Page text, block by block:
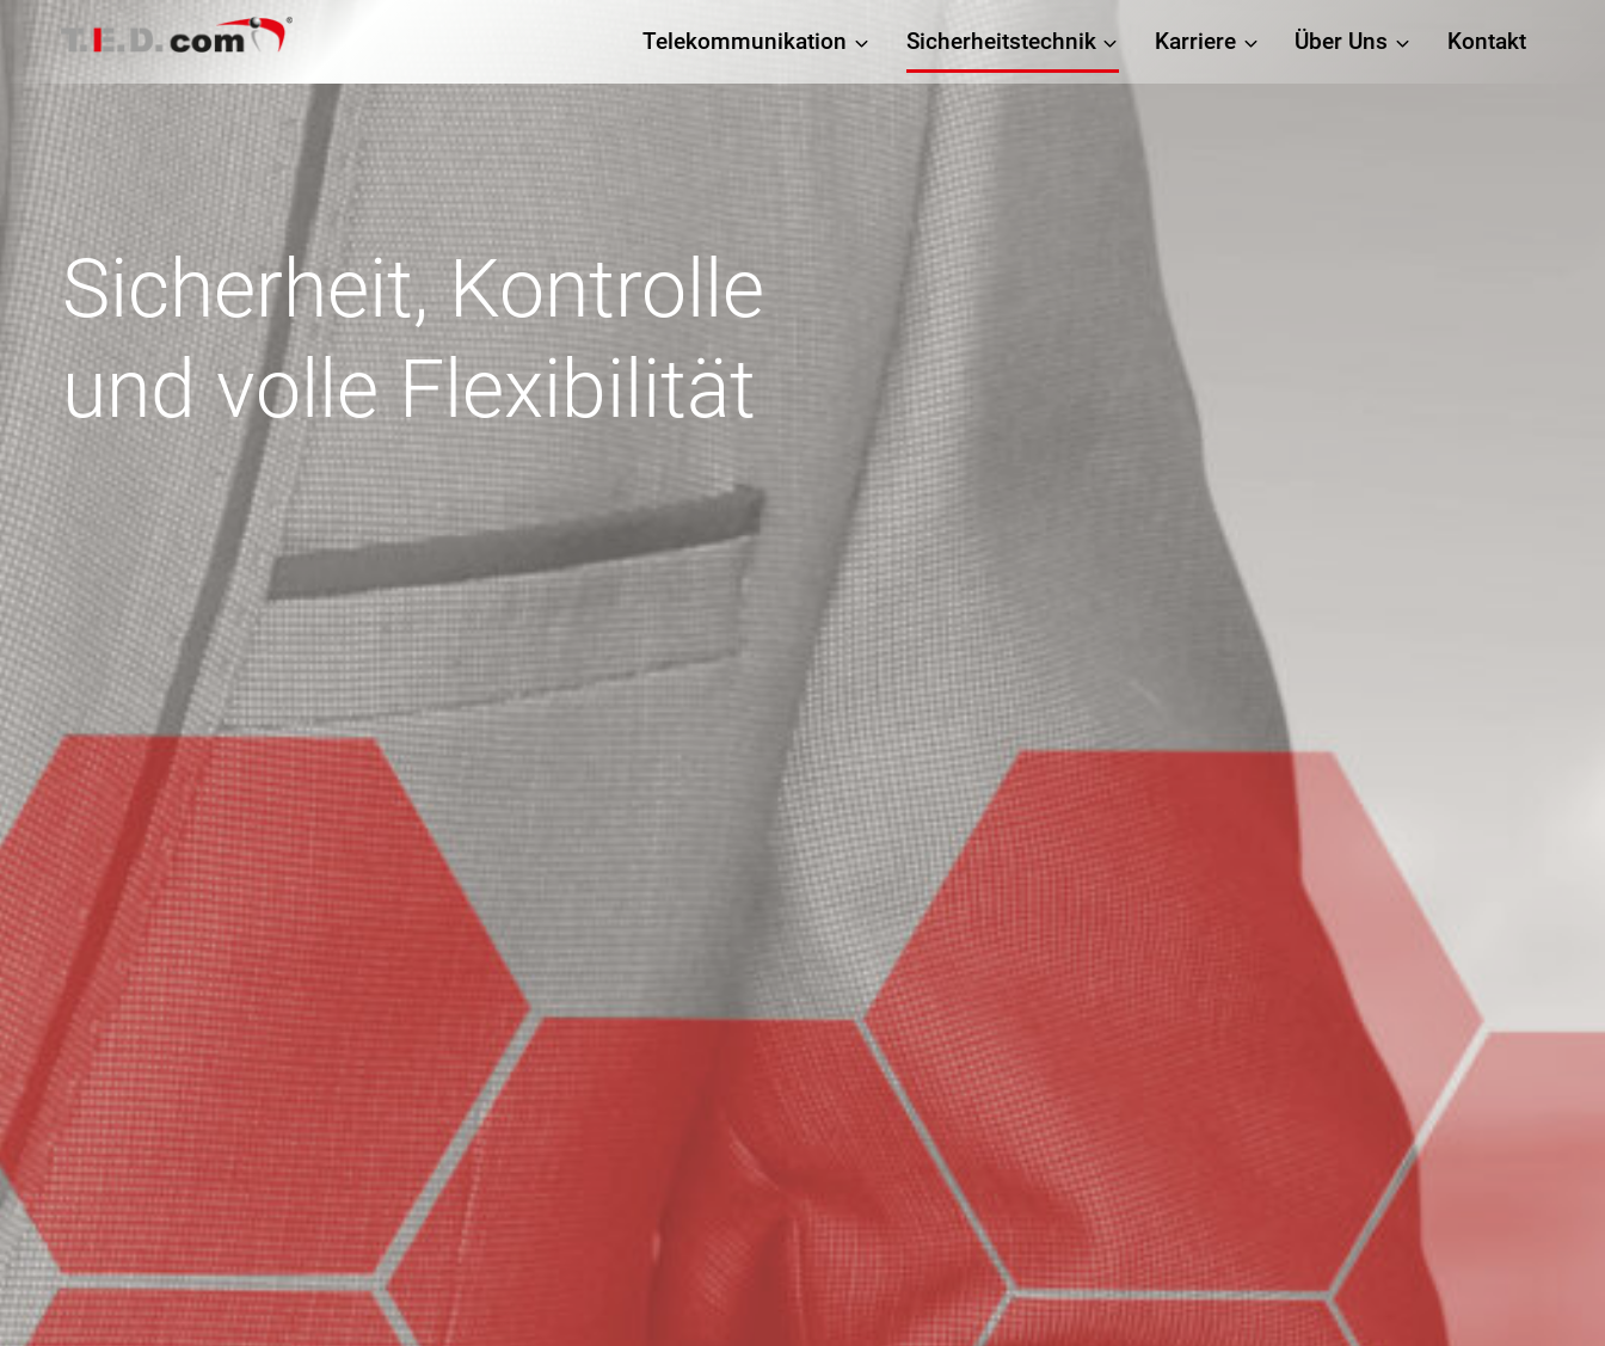
Zum
Inhalt
springen
Telekommunikation Sicherheitstechnik Karriere Über Uns Kontakt
Sicherheit, Kontrolle
und volle Flexibilität